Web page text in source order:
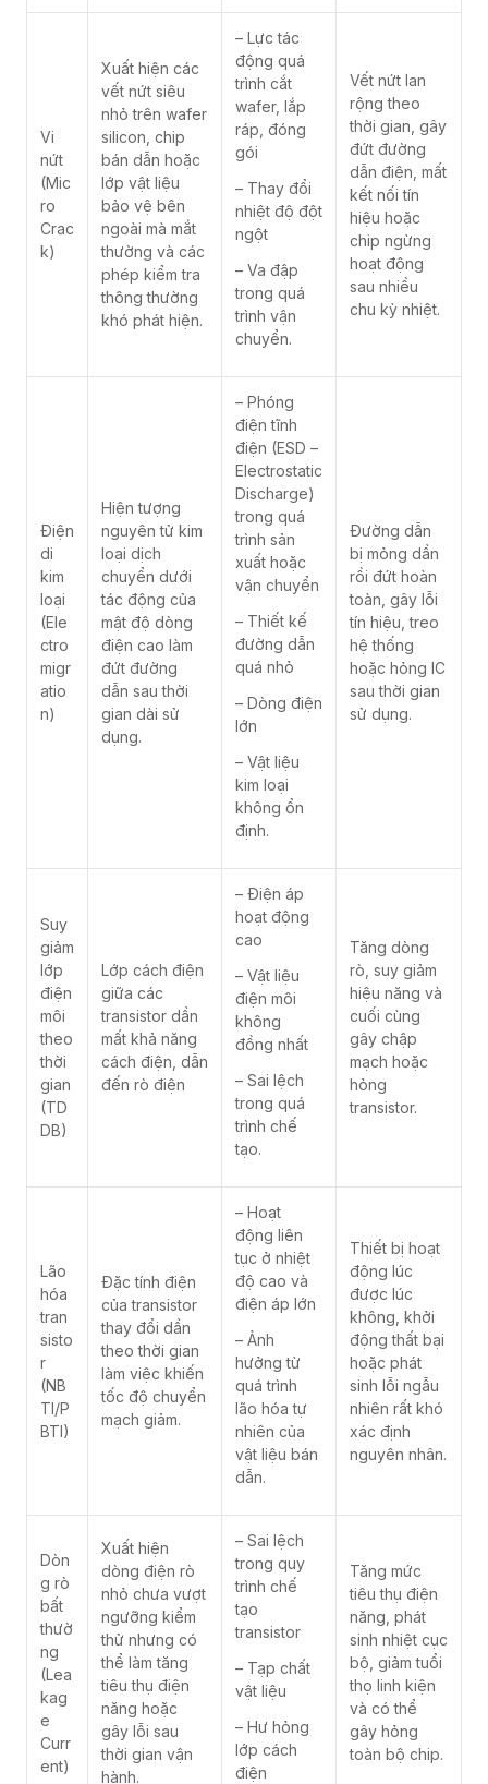
Vi
nứt
(Mic
ro
Crac
k)
Xuất hiện các
vết nứt siêu
nhỏ trên wafer
silicon, chip
bán dẫn hoặc
lớp vật liệu
bảo vệ bên
ngoài mà mắt
thường và các
phép kiểm tra
thông thường
khó phát hiện.
– Lực tác
động quá
trình cắt
wafer, lắp
ráp, đóng
gói
– Thay đổi
nhiệt độ đột
ngột
– Va đập
trong quá
trình vận
chuyển.
Vết nứt lan
rộng theo
thời gian, gây
đứt đường
dẫn điện, mất
kết nối tín
hiệu hoặc
chip ngừng
hoạt động
sau nhiều
chu kỳ nhiệt.
Điện
di
kim
loại
(Ele
ctro
migr
atio
n)
Hiện tượng
nguyên tử kim
loại dịch
chuyển dưới
tác động của
mật độ dòng
điện cao làm
đứt đường
dẫn sau thời
gian dài sử
dụng.
– Phóng
điện tĩnh
điện (ESD –
Electrostatic
Discharge)
trong quá
trình sản
xuất hoặc
vận chuyển
– Thiết kế
đường dẫn
quá nhỏ
– Dòng điện
lớn
– Vật liệu
kim loại
không ổn
định.
Đường dẫn
bị mỏng dần
rồi đứt hoàn
toàn, gây lỗi
tín hiệu, treo
hệ thống
hoặc hỏng IC
sau thời gian
sử dụng.
Suy
giảm
lớp
điện
môi
theo
thời
gian
(TD
DB)
Lớp cách điện
giữa các
transistor dần
mất khả năng
cách điện, dẫn
đến rò điện
– Điện áp
hoạt động
cao
– Vật liệu
điện môi
không
đồng nhất
– Sai lệch
trong quá
trình chế
tạo.
Tăng dòng
rò, suy giảm
hiệu năng và
cuối cùng
gây chập
mạch hoặc
hỏng
transistor.
Lão
hóa
tran
sisto
r
(NB
TI/P
BTI)
Đặc tính điện
của transistor
thay đổi dần
theo thời gian
làm việc khiến
tốc độ chuyển
mạch giảm.
– Hoạt
động liên
tục ở nhiệt
độ cao và
điện áp lớn
– Ảnh
hưởng từ
quá trình
lão hóa tự
nhiên của
vật liệu bán
dẫn.
Thiết bị hoạt
động lúc
được lúc
không, khởi
động thất bại
hoặc phát
sinh lỗi ngẫu
nhiên rất khó
xác định
nguyên nhân.
Dòn
g rò
bất
thườ
ng
(Lea
kag
e
Curr
ent)
Xuất hiện
dòng điện rò
nhỏ chưa vượt
ngưỡng kiểm
thử nhưng có
thể làm tăng
tiêu thụ điện
năng hoặc
gây lỗi sau
thời gian vận
hành.
– Sai lệch
trong quy
trình chế
tạo
transistor
– Tạp chất
vật liệu
– Hư hỏng
lớp cách
điện
Tăng mức
tiêu thụ điện
năng, phát
sinh nhiệt cục
bộ, giảm tuổi
thọ linh kiện
và có thể
gây hỏng
toàn bộ chip.